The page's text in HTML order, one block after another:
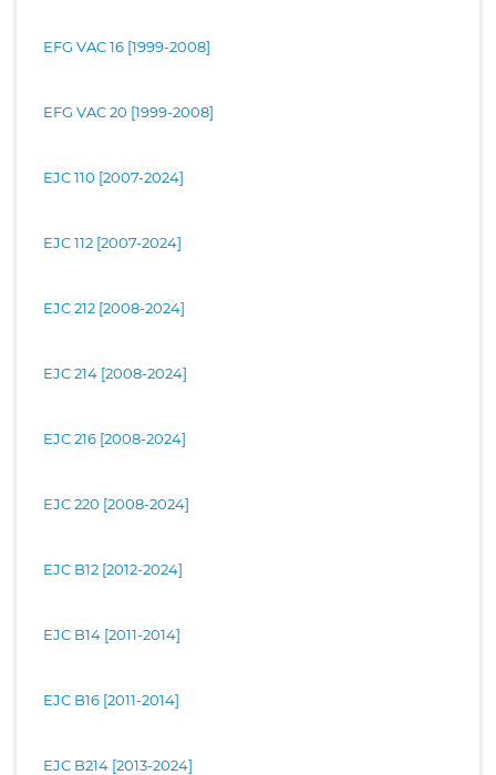
EFG VAC 16 [1999-2008]
EFG VAC 20 [1999-2008]
EJC 110 [2007-2024]
EJC 112 [2007-2024]
EJC 212 [2008-2024]
EJC 214 [2008-2024]
EJC 216 [2008-2024]
EJC 220 [2008-2024]
EJC B12 [2012-2024]
EJC B14 [2011-2014]
EJC B16 [2011-2014]
EJC B214 [2013-2024]